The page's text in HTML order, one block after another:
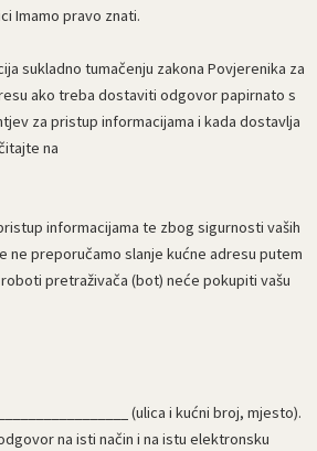
Imamo pravo znati.
sukladno tumačenju zakona Povjerenika za
ako treba dostaviti odgovor papirnato s
za pristup informacijama i kada dostavlja
na
informacijama te zbog sigurnosti vaših
preporučamo slanje kućne adresu putem
pretraživača (bot) neće pokupiti vašu
(ulica i kućni broj, mjesto).
na isti način i na istu elektronsku